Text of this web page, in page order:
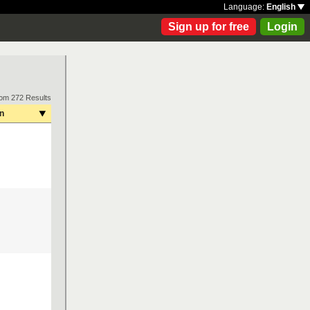
Language: English
Sign up for free Login
272 Results